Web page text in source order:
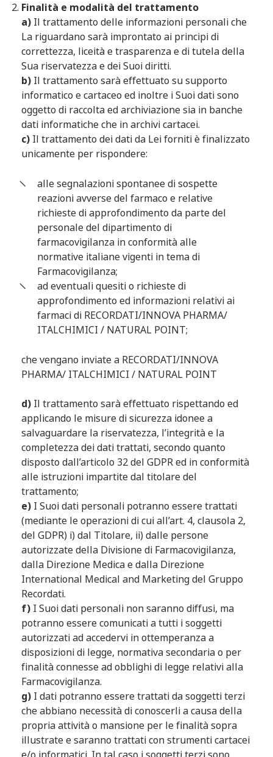
Finalità e modalità del trattamento
a) Il trattamento delle informazioni personali che
La riguardano sarà improntato ai principi di
correttezza, liceità e trasparenza e di tutela della
Sua riservatezza e dei Suoi diritti.
b) Il trattamento sarà effettuato su supporto
informatico e cartaceo ed inoltre i Suoi dati sono
oggetto di raccolta ed archiviazione sia in banche
dati informatiche che in archivi cartacei.
c) Il trattamento dei dati da Lei forniti è finalizzato
unicamente per rispondere:
alle segnalazioni spontanee di sospette
reazioni avverse del farmaco e relative
richieste di approfondimento da parte del
personale del dipartimento di
farmacovigilanza in conformità alle
normative italiane vigenti in tema di
Farmacovigilanza;
ad eventuali quesiti o richieste di
approfondimento ed informazioni relativi ai
farmaci di RECORDATI/INNOVA PHARMA/
ITALCHIMICI / NATURAL POINT;
che vengano inviate a RECORDATI/INNOVA
PHARMA/ ITALCHIMICI / NATURAL POINT
d) Il trattamento sarà effettuato rispettando ed
applicando le misure di sicurezza idonee a
salvaguardare la riservatezza, l’integrità e la
completezza dei dati trattati, secondo quanto
disposto dall’articolo 32 del GDPR ed in conformità
alle istruzioni impartite dal titolare del
trattamento;
e) I Suoi dati personali potranno essere trattati
(mediante le operazioni di cui all’art. 4, clausola 2,
del GDPR) i) dal Titolare, ii) dalle persone
autorizzate della Divisione di Farmacovigilanza,
dalla Direzione Medica e dalla Direzione
International Medical and Marketing del Gruppo
Recordati.
f) I Suoi dati personali non saranno diffusi, ma
potranno essere comunicati a tutti i soggetti
autorizzati ad accedervi in ottemperanza a
disposizioni di legge, normativa secondaria o per
finalità connesse ad obblighi di legge relativi alla
Farmacovigilanza.
g) I dati potranno essere trattati da soggetti terzi
che abbiano necessità di conoscerli a causa della
propria attività o mansione per le finalità sopra
illustrate e saranno trattati con strumenti cartacei